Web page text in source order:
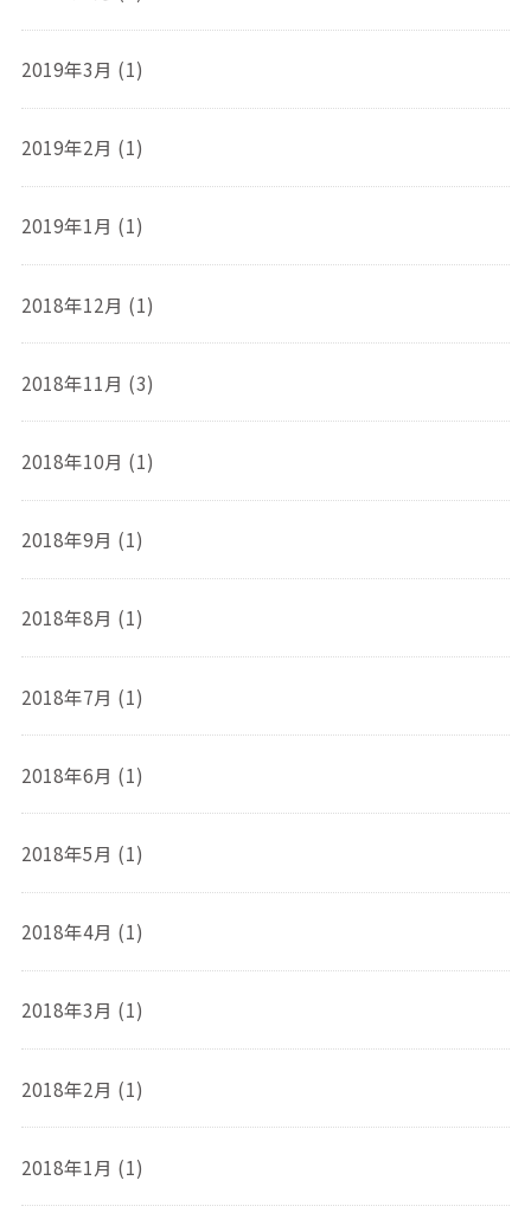
2019年3月 (1)
2019年2月 (1)
2019年1月 (1)
2018年12月 (1)
2018年11月 (3)
2018年10月 (1)
2018年9月 (1)
2018年8月 (1)
2018年7月 (1)
2018年6月 (1)
2018年5月 (1)
2018年4月 (1)
2018年3月 (1)
2018年2月 (1)
2018年1月 (1)